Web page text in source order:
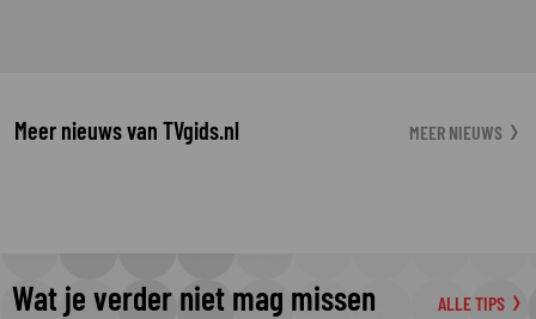
Meer nieuws van TVgids.nl MEER NIEUWS
Wat je verder niet mag missen ALLE TIPS